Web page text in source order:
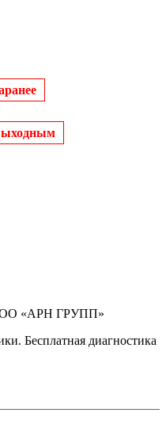
«АРН ГРУПП»
Бесплатная диагностика